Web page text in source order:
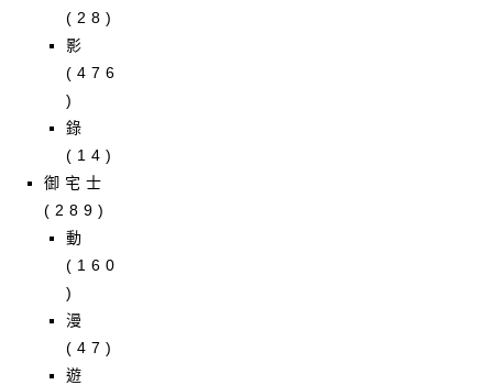
(28)
影
(476
)
錄
(14)
御宅士
(289)
動
(160
)
漫
(47)
遊